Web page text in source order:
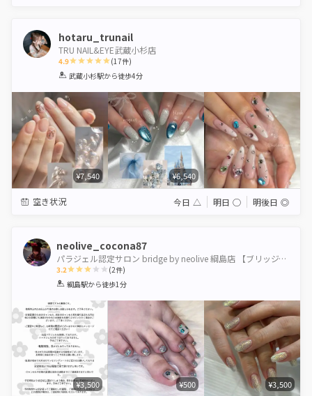
hotaru_trunail
TRU NAIL&EYE武蔵小杉店
4.9
1 2 3 4 5
(17件)
武蔵小杉駅から徒歩4分
¥7,540 ¥6,540
空き状況 今日 △ 明日 ◯ 明後日 ◎
neolive_cocona87
パラジェル認定サロン bridge by neolive 綱島店 【ブリッジバイネオリーブ】
3.2
1 2 3 4 5
(2件)
綱島駅から徒歩1分
¥3,500 ¥500 ¥3,500